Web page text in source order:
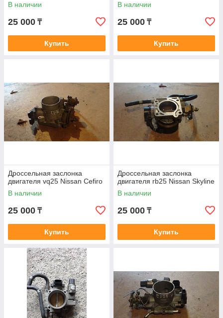
В наличии
25 000 ₸
Купить
В наличии
25 000 ₸
Купить
Дроссельная заслонка
двигателя vq25 Nissan Cefiro
В наличии
25 000 ₸
Купить
Дроссельная заслонка
двигателя rb25 Nissan Skyline
В наличии
25 000 ₸
Купить